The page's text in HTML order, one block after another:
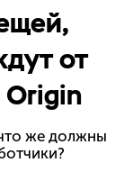
от
же должны